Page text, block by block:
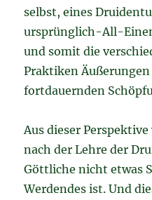
selbst, eines
ursprünglich-All-
und somit die
Praktiken
fortdauernden
Aus dieser
nach der Lehre der
Göttliche nicht etwas
Werdendes ist. Und